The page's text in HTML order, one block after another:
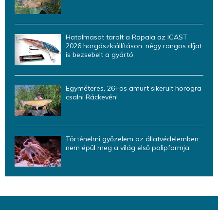
Hatalmasat tarolt a Rapala az ICAST
2026 horgászkiállításon: négy rangos díjat
is bezsebelt a gyártó
Egyméteres, 26+os amurt sikerült horogra
csalni Ráckevén!
Történelmi győzelem az állatvédelemben:
nem épül meg a világ első polipfarmja